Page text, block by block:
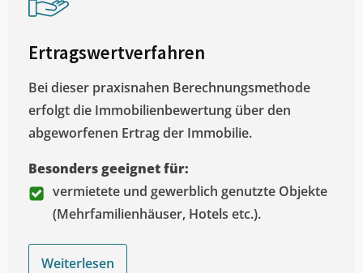
Ertragswertverfahren
Bei dieser praxisnahen Berechnungsmethode
erfolgt die Immobilienbewertung über den
abgeworfenen Ertrag der Immobilie.
Besonders geeignet für:
vermietete und gewerblich genutzte Objekte
(Mehrfamilienhäuser, Hotels etc.).
Weiterlesen